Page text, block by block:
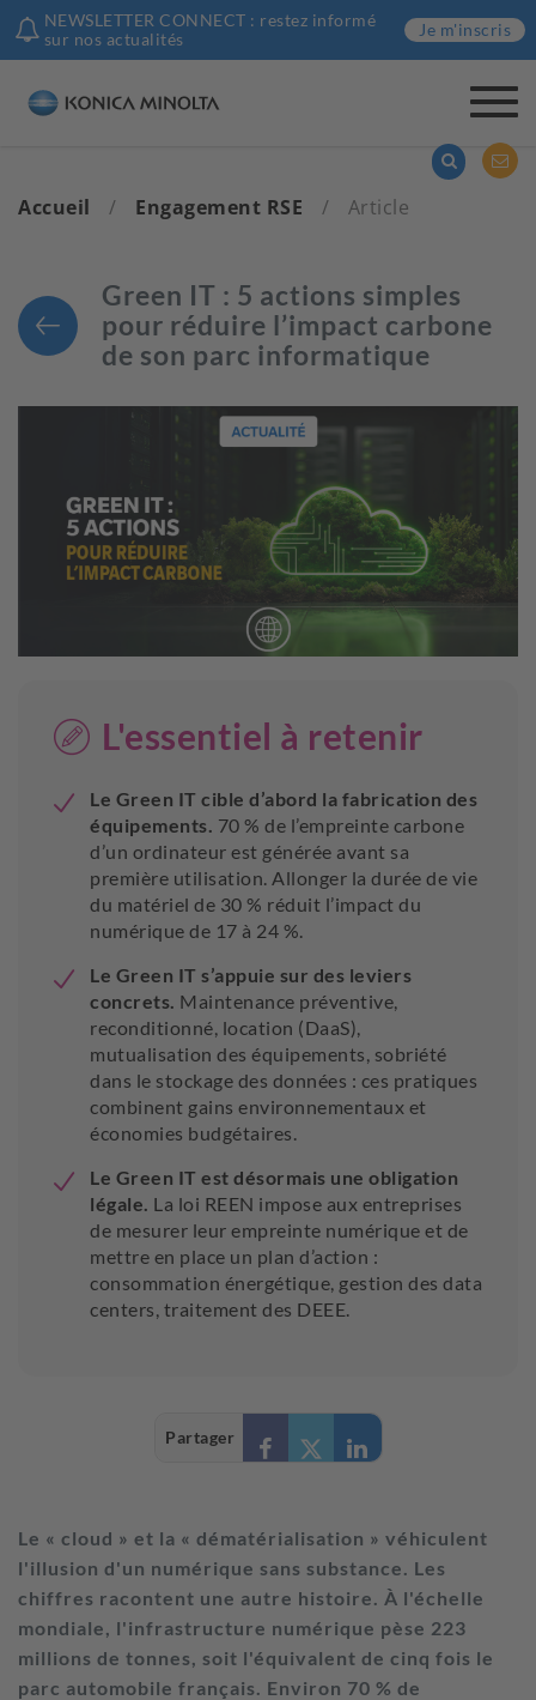
NEWSLETTER CONNECT : restez informé
sur nos actualités
Je m'inscris
Accueil / Engagement RSE / Article
Green IT : 5 actions simples
pour réduire l’impact carbone
de son parc informatique
L'essentiel à retenir
Le Green IT cible d’abord la fabrication des
équipements. 70 % de l’empreinte carbone
d’un ordinateur est générée avant sa
première utilisation. Allonger la durée de vie
du matériel de 30 % réduit l’impact du
numérique de 17 à 24 %.
Le Green IT s’appuie sur des leviers
concrets. Maintenance préventive,
reconditionné, location (DaaS),
mutualisation des équipements, sobriété
dans le stockage des données : ces pratiques
combinent gains environnementaux et
économies budgétaires.
Le Green IT est désormais une obligation
légale. La loi REEN impose aux entreprises
de mesurer leur empreinte numérique et de
mettre en place un plan d’action :
consommation énergétique, gestion des data
centers, traitement des DEEE.
Partager
Le « cloud » et la « dématérialisation » véhiculent
l'illusion d'un numérique sans substance. Les
chiffres racontent une autre histoire. À l'échelle
mondiale, l'infrastructure numérique pèse 223
millions de tonnes, soit l'équivalent de cinq fois le
parc automobile français. Environ 70 % de